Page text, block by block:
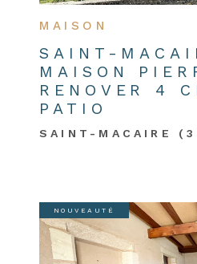
MAISON
SAINT-
MAISON
RENOVER 4
PATIO
SAINT-MACAIRE
NOUVEAUTÉ